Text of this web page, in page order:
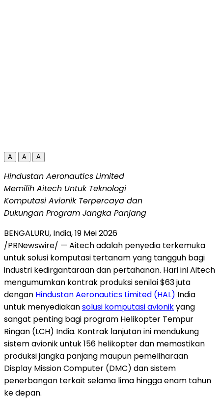
A A A
Hindustan Aeronautics Limited
Memilih Aitech Untuk Teknologi
Komputasi Avionik Terpercaya dan
Dukungan Program Jangka Panjang
BENGALURU, India,19 Mei 2026
/PRNewswire/ — Aitech adalah penyedia terkemuka
untuk solusi komputasi tertanam yang tangguh bagi
industri kedirgantaraan dan pertahanan. Hari ini Aitech
mengumumkan kontrak produksi senilai $63 juta
dengan Hindustan Aeronautics Limited (HAL) India
untuk menyediakansolusi komputasi avionikyang
sangat penting bagi program Helikopter Tempur
Ringan (LCH) India. Kontrak lanjutan ini mendukung
sistem avionik untuk 156 helikopter dan memastikan
produksi jangka panjang maupun pemeliharaan
Display Mission Computer (DMC) dan sistem
penerbangan terkait selama lima hingga enam tahun
ke depan.